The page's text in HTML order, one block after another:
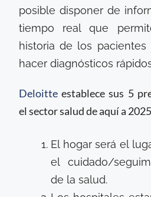
posible disponer de
tiempo real que
historia de los pacientes
hacer diagnósticos
Deloitteestablece sus 5
el sector salud de aquí a
El hogar será el
el cuidado/
de la salud.